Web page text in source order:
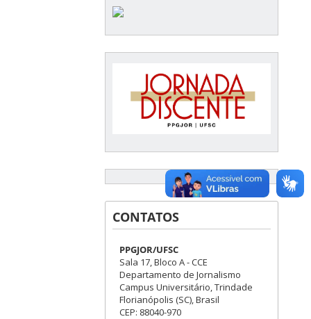
CONTATOS
PPGJOR/UFSC
Sala 17, Bloco A - CCE
Departamento de Jornalismo
Campus Universitário, Trindade
Florianópolis (SC), Brasil
CEP: 88040-970